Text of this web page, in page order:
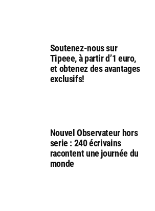
Soutenez-nous sur
Tipeee, à partir d’1 euro,
et obtenez des avantages
exclusifs!
Nouvel Observateur hors
serie : 240 écrivains
racontent une journée du
monde